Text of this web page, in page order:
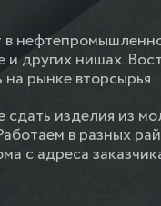
и других нишах.
рынке вторсырья.
изделия из
в разных
с адреса